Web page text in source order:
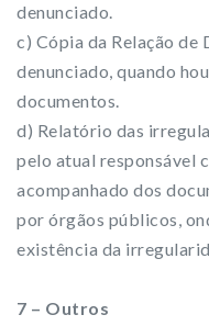
denunciado.
c) Cópia da Relação de
denunciado, quando
documentos.
d) Relatório das
pelo atual responsável
acompanhado dos
por órgãos públicos,
existência da
7 – Outros